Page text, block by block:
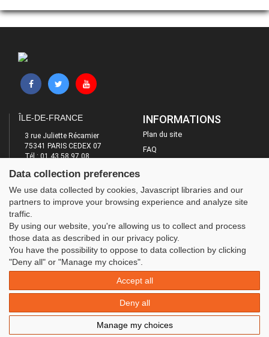
ÎLE-DE-FRANCE
3 rue Juliette Récamier
75341 PARIS CEDEX 07
Tél : 01 43 58 97 08
INFORMATIONS
Plan du site
FAQ
LES SITES DE L'UFOLEP
Guide Asso
Communication Asso
Inscriptions évènements
© 2020 UFOLEP . All rights reserved | Design by
Data collection preferences
We use data collected by cookies, Javascript libraries and our
partners to improve your browsing experience and analyze site
traffic.
By using our website, you're allowing us to collect and process
those data as described in our privacy policy.
You have the possibility to oppose to data collection by clicking
"Deny all" or "Manage my choices".
Accept all
Deny all
Manage my choices